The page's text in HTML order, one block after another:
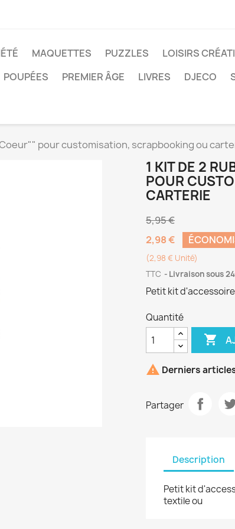
MAQUETTES PUZZLES LOISIRS
POUPÉES PREMIER ÂGE LIVRES DJECO
pour customisation, scrapbooking ou
1 KIT DE 2
POUR
CARTERIE
5,95 €
2,98 €
(2,98 € Unité)
TTC
Livraison sous
Petit kit
Quantité

 Derniers
Partager
Description
Petit kit
textile ou